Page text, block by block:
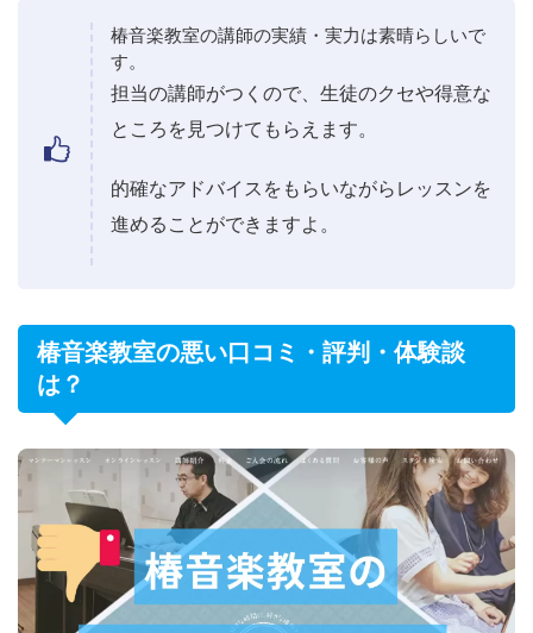
椿音楽教室の講師の実績・実力は素晴らしいで
す。
担当の講師がつくので、生徒のクセや得意な
ところを見つけてもらえます。
的確なアドバイスをもらいながらレッスンを
進めることができますよ。
椿音楽教室の悪い口コミ・評判・体験談
は？